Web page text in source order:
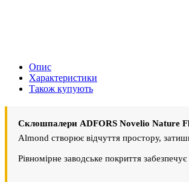
Опис
Характеристики
Також купують
Склошпалери ADFORS Novelio Nature
Almond створює відчуття простору,
Рівномірне заводське покриття